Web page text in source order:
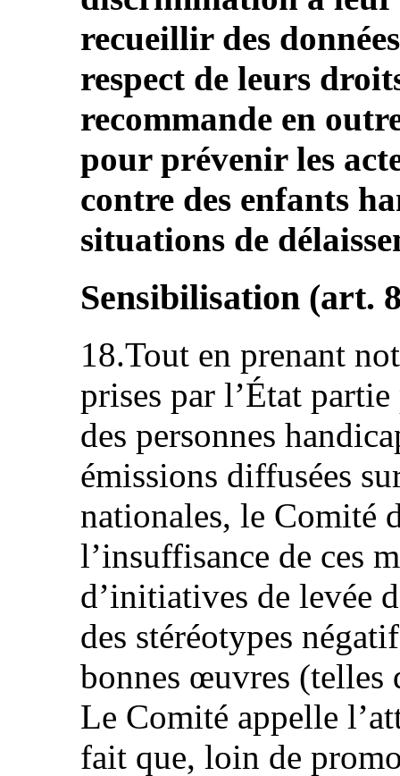
recueillir des
respect de leurs
recommande en
pour prévenir les
contre des enfants
situations de
Sensibilisation (art.
18.Tout en prenant
prises par l’État
des personnes
émissions diffusées
nationales, le Comité
l’insuffisance de ces
d’initiatives de levée
des stéréotypes
bonnes œuvres (telles
Le Comité appelle
fait que, loin de